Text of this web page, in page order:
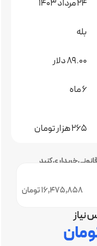
24 مرداد 1403
بله
89.00 دلار
6 ماه
265 هزار تومان
خریداری کنید
16,475,858 تومان
نیاز